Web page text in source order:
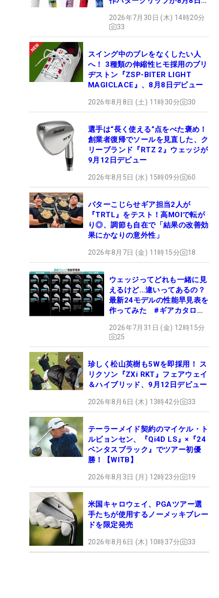
2026年7月30日 (木) 14時20分
33
スイング中のブレをなくしたい人
へ！ 3種類の伸縮性ヒモ採用のブリ
ヂストン『ZSP-BITER LIGHT
MAGICLACE』、8月8日デビュー
2026年8月8日 (土) 11時30分 30
選手は“長く使える”点をべた褒め！
創業者復帰でソールを見直した、ク
リーブランド『RTZ 2』ウェッジが
9月12日デビュー
2026年8月5日 (水) 15時09分 60
パターこじらせギア担当2人が
『TRTL』をテスト！高MOIで転が
り◎、調節も自在で「結果の改善効
果にかなりの意外性」
2026年8月7日 (金) 11時15分 18
ウェッジってどれも一緒に見
えるけど…違いってあるの？
最新24モデルの性能早見表を
作ってみた #ギアカタログ
2026年7月31日 (金) 12時15分
25
珍しく松山英樹も5Wを即採用！ ス
リクソン『ZXi RKT』フェアウェイ
＆ハイブリッド、9月12日デビュー
2026年8月6日 (木) 13時42分 33
テーラーメイド契約のマイケル・ト
ルビョンセン、『Qi4D LS』×『24
ベンタスブラック』でツアー初優
勝！【WITB】
2026年8月3日 (月) 12時23分 19
米国キャロウェイ、PGAツアー選
手たちが使用するノーメッキブレー
ドを限定発売
2026年8月6日 (木) 10時37分 33